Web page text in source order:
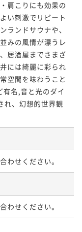
肩こりにも効果の
い刺激でリピート
ランドサウナや、
みの風情が漂うレ
居酒屋までさまざ
には綺麗に彩られ
空間を味わうこと
有名,音と光のダイ
れ、幻想的世界観
わせください。
わせください。